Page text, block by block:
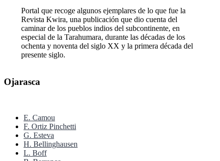
Portal que recoge algunos ejemplares de lo que fue la
Revista Kwira, una publicación que dio cuenta del
caminar de los pueblos indios del subcontinente, en
especial de la Tarahumara, durante las décadas de los
ochenta y noventa del siglo XX y la primera década del
presente siglo.
Ojarasca
E. Camou
F. Ortiz Pinchetti
G. Esteva
H. Bellinghausen
L. Boff